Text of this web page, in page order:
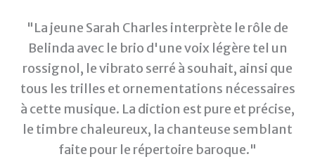
"La jeune Sarah Charles interprète le rôle de
Belinda avec le brio d'une voix légère tel un
rossignol, le vibrato serré à souhait, ainsi que
tous les trilles et ornementations nécessaires
à cette musique. La diction est pure et précise,
le timbre chaleureux, la chanteuse semblant
faite pour le répertoire baroque."